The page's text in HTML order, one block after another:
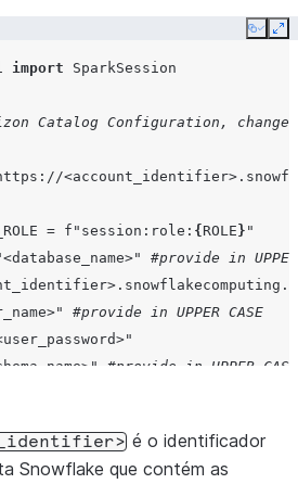
Copy
import SparkSession
Catalog Configuration,
= f "session:role: { ROLE } "
#provide in UPPER
#provide in UPPER CASE
#provide in UPPER CASE
Provider Region Configuration
é o identificador
Snowflake que contém as